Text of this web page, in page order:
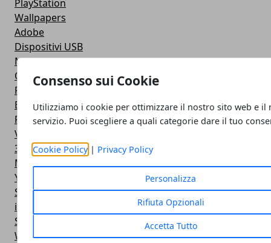
Consenso sui Cookie
Utilizziamo i cookie per ottimizzare il nostro sito web e il
servizio. Puoi scegliere a quali categorie dare il tuo
Cookie Policy | Privacy Policy
Personalizza
Rifiuta Opzionali
Accetta Tutto
PlayStation
Wallpapers
Adobe
Dispositivi USB
Masterizzazione
Open Source
PayPal
Browser
Firefox
Virus
3D
Messenger
YouTube
Skype
immagini
Storage
Web 2.0